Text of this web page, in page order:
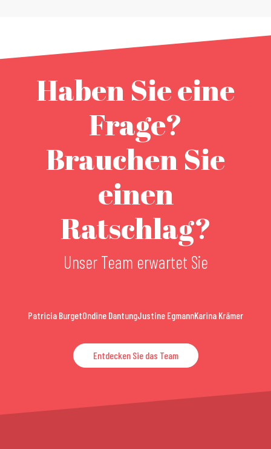
Haben Sie eine
Frage?
Brauchen Sie
einen
Ratschlag?
Unser Team erwartet Sie
Patricia BurgetOndine DantungJustine EgmannKarina Krämer
Entdecken Sie das Team